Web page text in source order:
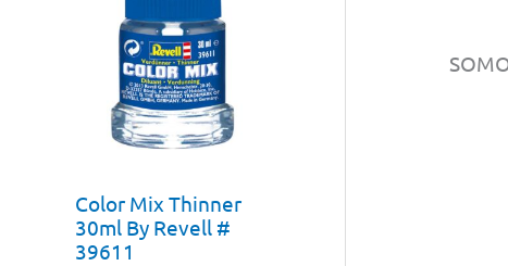
Color Mix Thinner
30ml By Revell #
39611